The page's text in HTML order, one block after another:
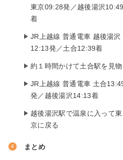
東京09:28発／越後湯沢10:49
着
JR上越線 普通電車 越後湯沢
12:13発／土合12:39着
約１時間かけて土合駅を見物
JR上越線 普通電車 土合
発／越後湯沢14:13着
越後湯沢駅で温泉に入って東
京に戻る
まとめ